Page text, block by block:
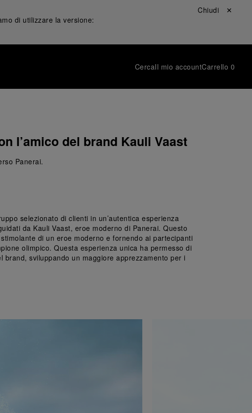
di utilizzare la versione:
Chiudi ✕
CercaIl mio accountCarrello 0
l’amico del brand Kauli Vaast
Panerai.
selezionato di clienti in un’autentica esperienza
da Kauli Vaast, eroe moderno di Panerai. Questo
di un eroe moderno e fornendo ai partecipanti
olimpico. Questa esperienza unica ha permesso di
sviluppando un maggiore apprezzamento per i